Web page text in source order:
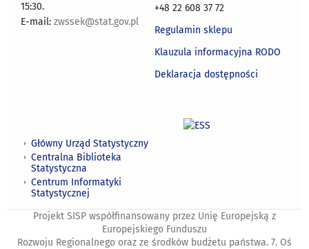
15:30.
E-mail: zwssek@stat.gov.pl
+48 22 608 37 72
Regulamin sklepu
Klauzula informacyjna RODO
Deklaracja dostępności
Główny Urząd Statystyczny
Centralna Biblioteka
Statystyczna
Centrum Informatyki
Statystycznej
Projekt SISP współfinansowany przez Unię Europejską z
Europejskiego Funduszu
Rozwoju Regionalnego oraz ze środków budżetu państwa. 7. Oś